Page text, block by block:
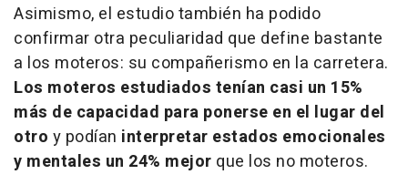
Asimismo, el estudio también ha podido
confirmar otra peculiaridad que define bastante
a los moteros: su compañerismo en la carretera.
Los moteros estudiados tenían casi un 15%
más de capacidad para ponerse en el lugar del
otro y podían interpretar estados emocionales
y mentales un 24% mejor que los no moteros.